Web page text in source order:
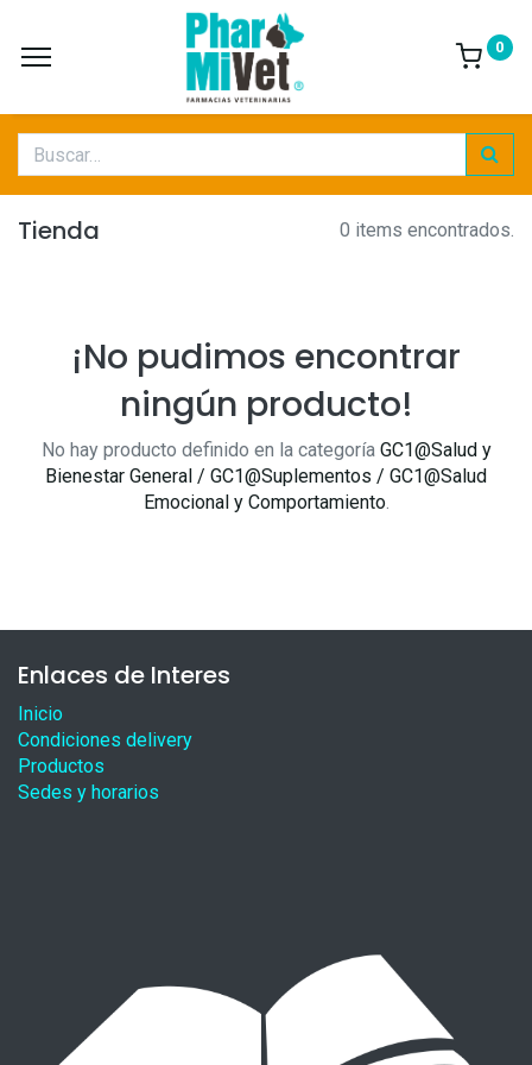
0
Tienda 0 items encontrados.
¡No pudimos encontrar
ningún producto!
No hay producto definido en la categoría GC1@Salud y
Bienestar General / GC1@Suplementos / GC1@Salud
Emocional y Comportamiento.
Enlaces de Interes
Inicio
Condiciones delivery
Productos
Sedes y horarios